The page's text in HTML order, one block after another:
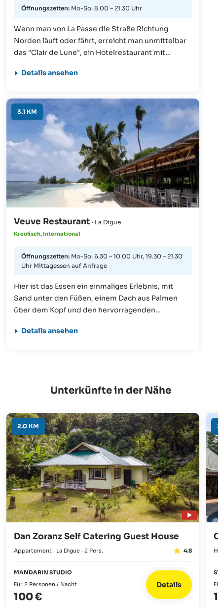
Öffnungszeiten: Mo-So: 8.00 – 21.30 Uhr
Wenn man von La Passe die Straße Richtung
Norden läuft oder fährt, erreicht man unmittelbar
das "Clair de Lune", ein Hotelrestaurant mit
Sie den Meerblick bei Frühstück, Mittag- oder
Details ansehen
3.1 KM
Veuve Restaurant · La Digue
Kreolisch, International
Öffnungszeiten: Mo-So: 6.30 – 10.00 Uhr, 19.30 – 21.30
Uhr Mittagessen auf Anfrage
Hier ist das Essen ein einmaliges Erlebnis, mit
Sand unter den Füßen, einem Dach aus Palmen
über dem Kopf und den hervorragenden
traumhafte Sonnenuntergänge bei einem
Details ansehen
Unterkünfte in der Nähe
2.0 KM
Dan Zoranz Self Catering Guest House
Appartement · La Digue · 2 Pers. 4.8
MANDARIN STUDIO
Für 2 Personen / Nacht
100 €
Details